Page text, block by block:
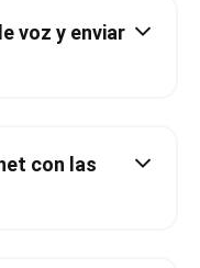
voz y enviar
con las